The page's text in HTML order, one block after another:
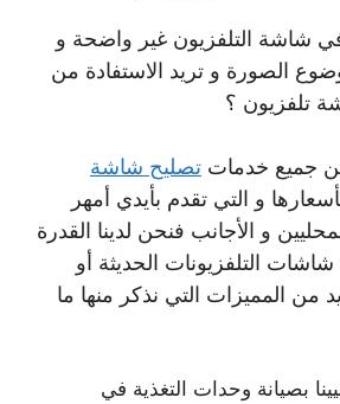
شاشة التلفزيون غير واضحة و
الصورة و تريد الاستفادة من
تلفزيون ؟
جميع خدمات تصليح شاشة
و التي تقدم بأيدي أمهر
و الأجانب فنحن لدينا القدرة
التلفزيونات الحديثة أو
من المميزات التي نذكر منها ما
بصيانة وحدات التغذية في